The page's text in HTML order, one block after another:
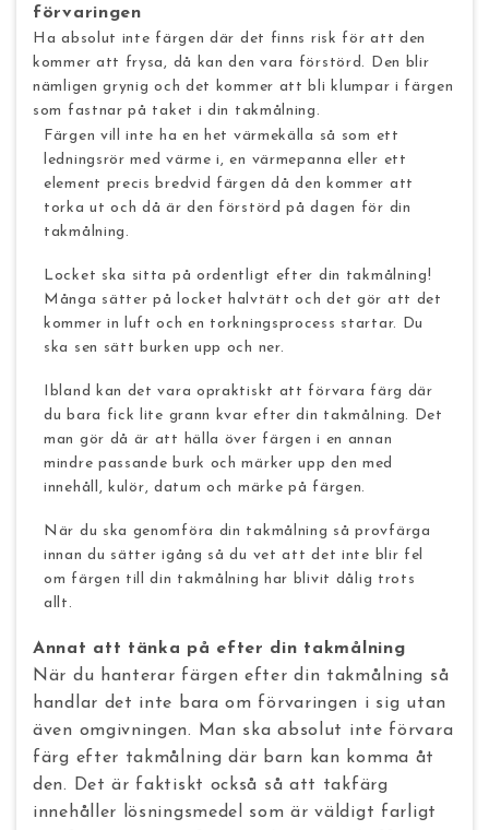
förvaringen
Ha absolut inte färgen där det finns risk för att den
kommer att frysa, då kan den vara förstörd. Den blir
nämligen grynig och det kommer att bli klumpar i färgen
som fastnar på taket i din takmålning.
Färgen vill inte ha en het värmekälla så som ett
ledningsrör med värme i, en värmepanna eller ett
element precis bredvid färgen då den kommer att
torka ut och då är den förstörd på dagen för din
takmålning.
Locket ska sitta på ordentligt efter din takmålning!
Många sätter på locket halvtätt och det gör att det
kommer in luft och en torkningsprocess startar. Du
ska sen sätt burken upp och ner.
Ibland kan det vara opraktiskt att förvara färg där
du bara fick lite grann kvar efter din takmålning. Det
man gör då är att hälla över färgen i en annan
mindre passande burk och märker upp den med
innehåll, kulör, datum och märke på färgen.
När du ska genomföra din takmålning så provfärga
innan du sätter igång så du vet att det inte blir fel
om färgen till din takmålning har blivit dålig trots
allt.
Annat att tänka på efter din takmålning
När du hanterar färgen efter din takmålning så
handlar det inte bara om förvaringen i sig utan
även omgivningen. Man ska absolut inte förvara
färg efter takmålning där barn kan komma åt
den. Det är faktiskt också så att takfärg
innehåller lösningsmedel som är väldigt farligt